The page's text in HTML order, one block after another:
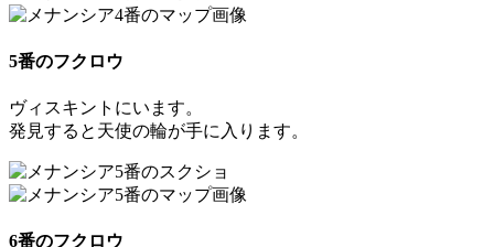
5番のフクロウ
ヴィスキントにいます。
発見すると 天使の輪が手に入ります。
6番のフクロウ